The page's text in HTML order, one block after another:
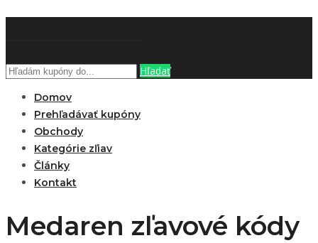
Hľadať
Domov
Prehľadávať kupóny
Obchody
Kategórie zľiav
Články
Kontakt
Medaren zľavové kódy